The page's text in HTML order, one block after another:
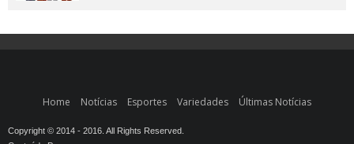
Home Notícias Esportes Variedades Últimas Notícias
Copyright © 2014 - 2016. All Rights Reserved.